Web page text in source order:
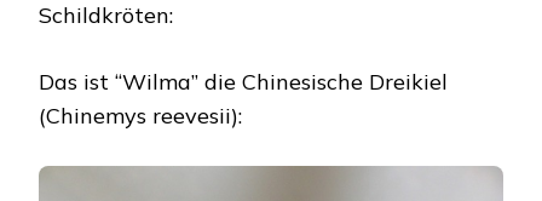
Schildkröten:
Das ist “Wilma” die Chinesische Dreikiel
(Chinemys reevesii):